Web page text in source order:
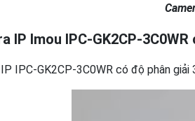
IP Imou IPC-GK2CP-
IPC-GK2CP-3C0WR có độ phân